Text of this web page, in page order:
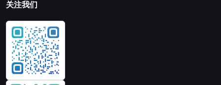
关注我们